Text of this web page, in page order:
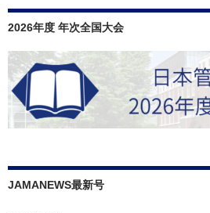
2026年度 年次全国大会
JAMANEWS最新号